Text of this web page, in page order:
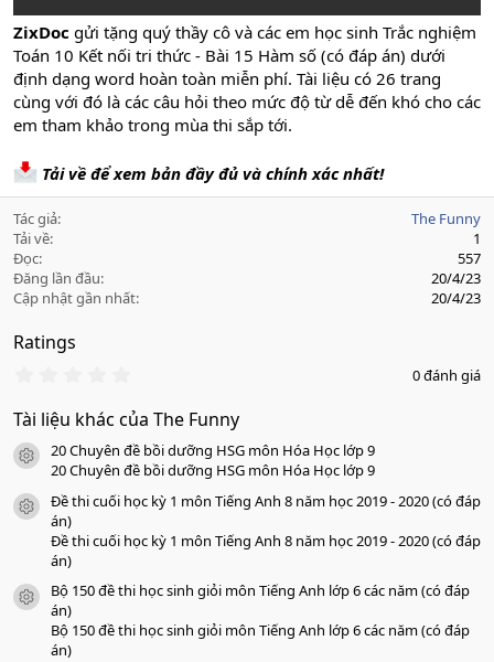
ZixDoc gửi tặng quý thầy cô và các em học sinh Trắc nghiệm
Toán 10 Kết nối tri thức - Bài 15 Hàm số (có đáp án) dưới
định dạng word hoàn toàn miễn phí. Tài liệu có 26 trang
cùng với đó là các câu hỏi theo mức độ từ dễ đến khó cho các
em tham khảo trong mùa thi sắp tới.
Tải về để xem bản đầy đủ và chính xác nhất!
Tác giả
The Funny
Tải về
1
Đọc
557
Đăng lần đầu
20/4/23
Cập nhật gần nhất
20/4/23
Ratings
0
0
s
a
o
0 đánh giá
Tài liệu khác của The Funny
icon tài liệu
20 Chuyên đề bồi dưỡng HSG môn Hóa Học lớp 9
20 Chuyên đề bồi dưỡng HSG môn Hóa Học lớp 9
icon tài liệu
Đề thi cuối học kỳ 1 môn Tiếng Anh 8 năm học 2019 - 2020 (có đáp
án)
Đề thi cuối học kỳ 1 môn Tiếng Anh 8 năm học 2019 - 2020 (có đáp
án)
icon tài liệu
Bộ 150 đề thi học sinh giỏi môn Tiếng Anh lớp 6 các năm (có đáp
án)
Bộ 150 đề thi học sinh giỏi môn Tiếng Anh lớp 6 các năm (có đáp
án)